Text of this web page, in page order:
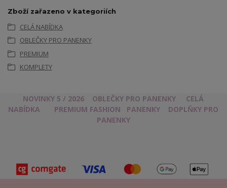
Zboží zařazeno v kategoriích
CELÁ NABÍDKA
OBLEČKY PRO PANENKY
PREMIUM
KOMPLETY
NOVINKY 5 / 2026 OBLEČKY PRO PANENKY
CELÁ
NABÍDKA
PREMIUM FASHION PANENKY
DOPLŇKY PRO
PANENKY